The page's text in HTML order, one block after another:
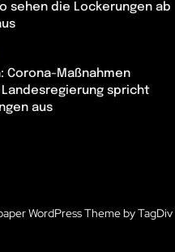
sehen die Lockerungen ab
Corona-Maßnahmen
spricht
aus
WordPress Theme by TagDiv